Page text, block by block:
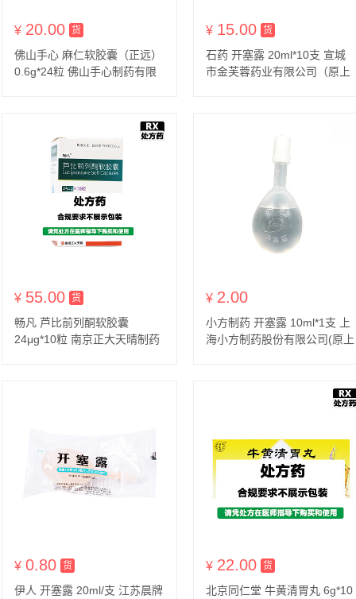
¥ 20.00 货
佛山手心 麻仁软胶囊（正远）
0.6g*24粒 佛山手心制药有限
¥ 15.00 货
石药 开塞露 20ml*10支 宣城
市金芙蓉药业有限公司（原上
¥ 55.00 货
畅凡 芦比前列酮软胶囊
24μg*10粒 南京正大天晴制药
¥ 2.00
小方制药 开塞露 10ml*1支 上
海小方制药股份有限公司(原上
¥ 0.80 货
伊人 开塞露 20ml/支 江苏晨牌
¥ 22.00 货
北京同仁堂 牛黄清胃丸 6g*10